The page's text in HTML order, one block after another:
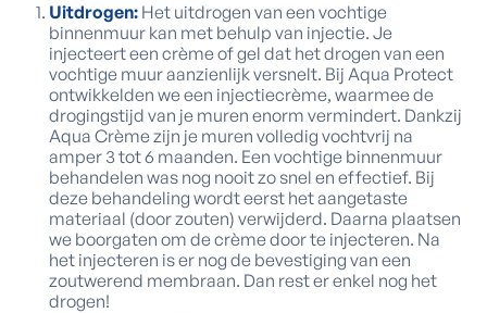
Uitdrogen: Het uitdrogen van een vochtige
binnenmuur kan met behulp van injectie. Je
injecteert een crème of gel dat het drogen van een
vochtige muur aanzienlijk versnelt. Bij Aqua Protect
ontwikkelden we een injectiecrème, waarmee de
drogingstijd van je muren enorm vermindert. Dankzij
Aqua Crème zijn je muren volledig vochtvrij na
amper 3 tot 6 maanden. Een vochtige binnenmuur
behandelen was nog nooit zo snel en effectief. Bij
deze behandeling wordt eerst het aangetaste
materiaal (door zouten) verwijderd. Daarna plaatsen
we boorgaten om de crème door te injecteren. Na
het injecteren is er nog de bevestiging van een
zoutwerend membraan. Dan rest er enkel nog het
drogen!